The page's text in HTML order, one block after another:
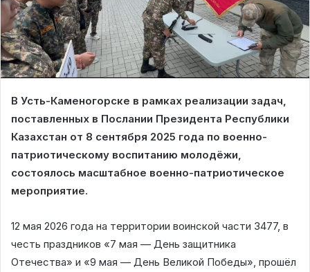
В Усть-Каменогорске в рамках реализации задач,
поставленных в Послании Президента Республики
Казахстан от 8 сентября 2025 года по военно-
патриотическому воспитанию молодёжи,
состоялось масштабное военно-патриотическое
мероприятие.
12 мая 2026 года на территории воинской части 3477, в
честь праздников «7 мая — День защитника
Отечества» и «9 мая — День Великой Победы», прошёл